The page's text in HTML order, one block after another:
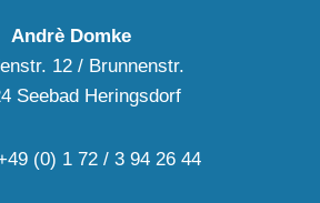
Andrè Domke
12 / Brunnenstr.
Seebad Heringsdorf
(0) 1 72 / 3 94 26 44